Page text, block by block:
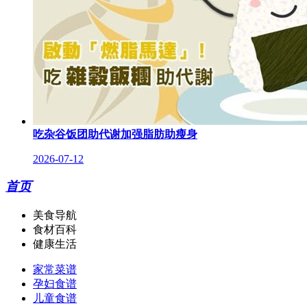
吃杂谷饭团助代谢加强脂肪助瘦身
2026-07-12
首页
美食导航
食材百科
健康生活
家常菜谱
孕妇食谱
儿童食谱